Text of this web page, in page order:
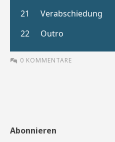
0 KOMMENTARE
Abonnieren